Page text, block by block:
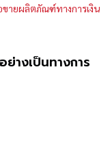
ายผลิตภัณฑ์ทางการเงิน
างเป็นทางการ